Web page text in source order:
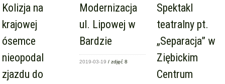
Kolizja na
krajowej
ósemce
nieopodal
zjazdu do
Modernizacja
ul. Lipowej w
Bardzie
2019-03-19 / zdjęć 8
Spektakl
teatralny pt.
„Separacja” w
Ziębickim
Centrum